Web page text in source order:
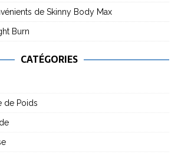
de Skinny Body Max
Burn
CATÉGORIES
de Poids